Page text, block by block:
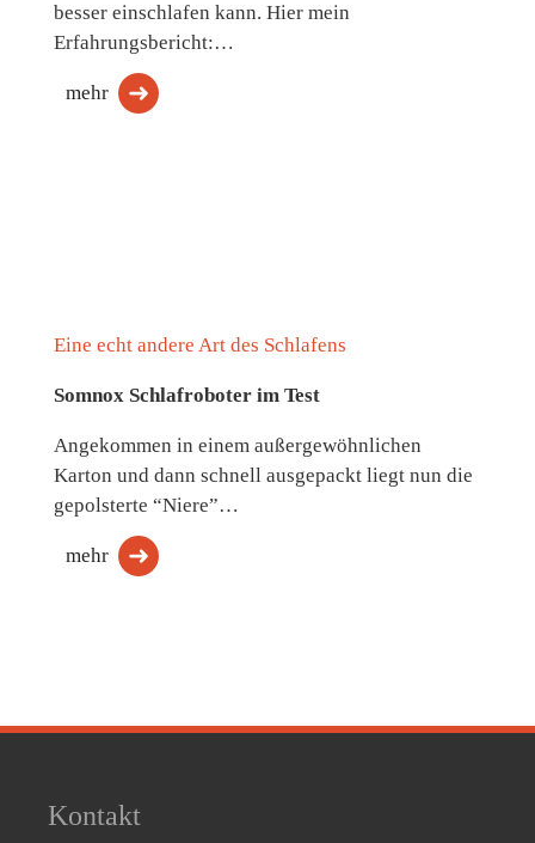
besser einschlafen kann. Hier mein
Erfahrungsbericht:…
mehr
Eine echt andere Art des Schlafens
Somnox Schlafroboter im Test
Angekommen in einem außergewöhnlichen
Karton und dann schnell ausgepackt liegt nun die
gepolsterte “Niere”…
mehr
Kontakt